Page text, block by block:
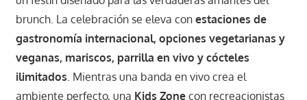
brunch. La celebración se eleva con estaciones de
gastronomía internacional, opciones vegetarianas y
veganas, mariscos, parrilla en vivo y cócteles
ilimitados. Mientras una banda en vivo crea el
ambiente perfecto, una Kids Zonecon recreacionistas